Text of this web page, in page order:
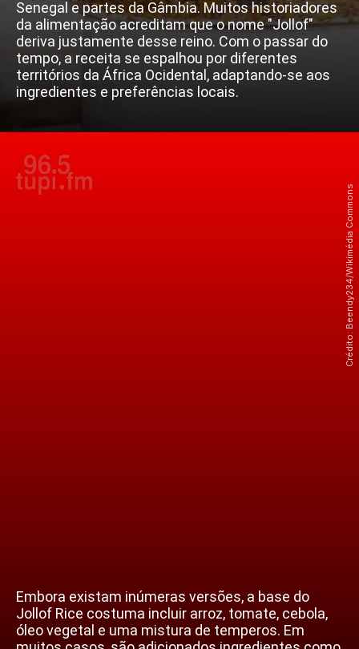
Senegal e partes da Gâmbia. Muitos historiadores
da alimentação acreditam que o nome "Jollof"
deriva justamente desse reino. Com o passar do
tempo, a receita se espalhou por diferentes
territórios da África Ocidental, adaptando-se aos
ingredientes e preferências locais.
Embora existam inúmeras versões, a base do
Jollof Rice costuma incluir arroz, tomate, cebola,
óleo vegetal e uma mistura de temperos. Em
Crédito: Beendy234/Wikimédia Commons